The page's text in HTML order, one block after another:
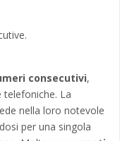
consecutivi,
telefoniche. La
nella loro notevole
per una singola